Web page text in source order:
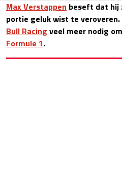
Max Verstappen beseft dat hij
portie geluk wist te
Bull Racing veel meer nodig
Formule 1.